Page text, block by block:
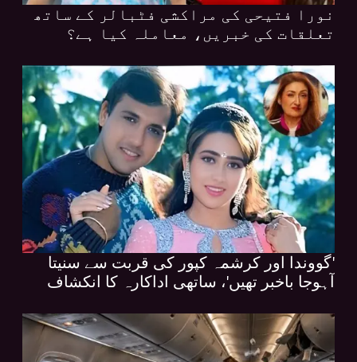
نورا فتیحی کی مراکشی فٹبالر کے ساتھ
تعلقات کی خبریں، معاملہ کیا ہے؟
'گووندا اور کرشمہ کپور کی قربت سے سنیتا
آہوجا باخبر تھیں'، ساتھی اداکارہ کا انکشاف